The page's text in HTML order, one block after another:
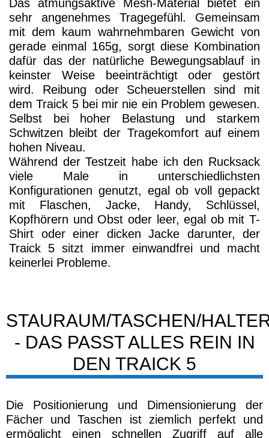
Der Traick 5 bietet ausreichend Stauraum für
kurze bis mittlere Trailruns. Im Hauptfach finden
eine leichte Jacke, Mütze, Handschuhe und
andere Utensilien Platz. Die beiden
Reißverschlusstaschen vorne sind ideal für
Handy, Schlüssel und andere Kleinigkeiten. In
den beiden offenen Seitentaschen können z.B.
Energieriegel Handschuhe oder Mütze verstaut
werden. Außerdem verfügt der Traick 5 im
hinteren Hauptfach über eine Innentasche mit
Reißverschluss, in der Wertsachen sicher
aufbewahrt werden können. Einer der vorderen
Reißverschlusstaschen hat noch einen kleinen
Karabinerhaken und obwohl ich keine Angst
habe meinen Schlüssel aus der Tasche zu
verlieren nutze ich den Karabinerhaken und
sichere damit meinen Schlüssel weil er halt da
ist und sicher ist eben auch sicher.
Also, kurz gesagt, ich habe absolut nichts am
gewünscht.
NACHHALTIGKEIT UND
UMWELTVERTRÄGLICHKEIT